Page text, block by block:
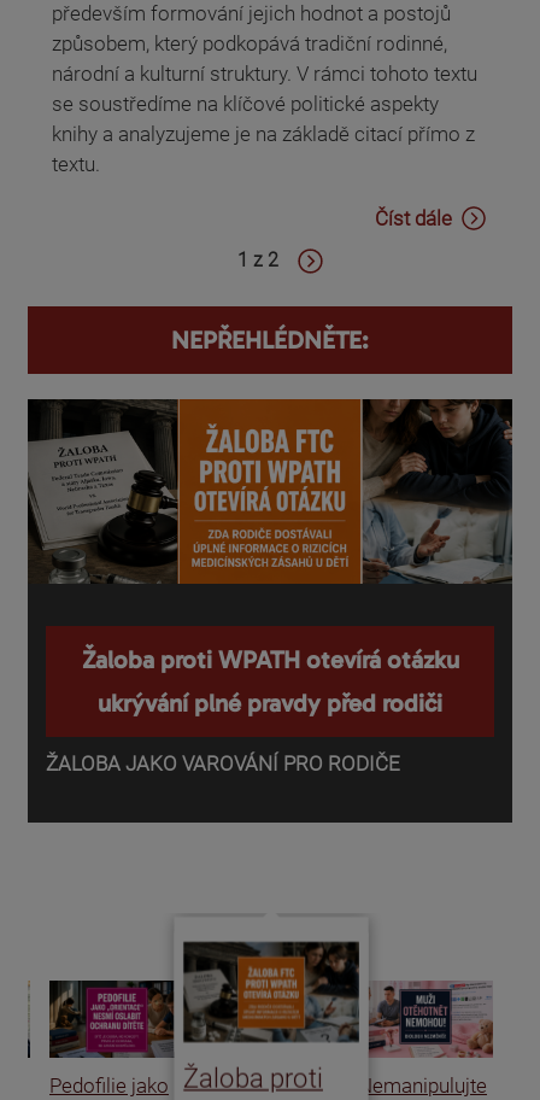
především formování jejich hodnot a postojů
způsobem, který podkopává tradiční rodinné,
národní a kulturní struktury. V rámci tohoto textu
se soustředíme na klíčové politické aspekty
knihy a analyzujeme je na základě citací přímo z
textu.
Číst dále
1 z 2
NEPŘEHLÉDNĚTE:
Žaloba proti WPATH otevírá otázku
ukrývání plné pravdy před rodiči
ŽALOBA JAKO VAROVÁNÍ PRO RODIČE
Pedofilie jako
Žaloba proti
Nemanipulujte